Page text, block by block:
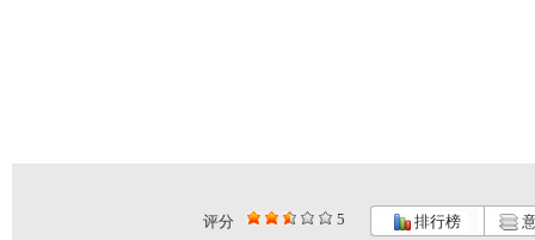
评分 5 排行榜